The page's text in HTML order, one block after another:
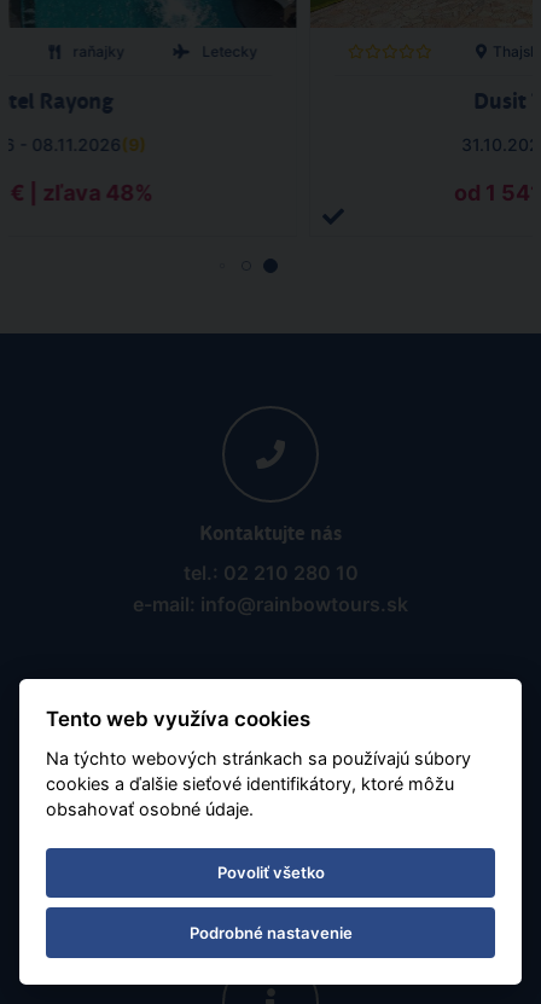
raňajky Letecky
Rayong
- 08.11.2026(9)
€ | zľava 48%
Dusit
od 1
Kontaktujte nás
tel.: 02 210 280 10
e-mail: info@rainbowtours.sk
Pobočka Ostrava
Nádražní 142/20
702 00 Ostrava, Moravská Ostrava
Tento web využíva cookies
Na týchto webových stránkach sa používajú súbory
cookies a ďalšie sieťové identifikátory, ktoré môžu
obsahovať osobné údaje.
Povoliť všetko
Podrobné nastavenie